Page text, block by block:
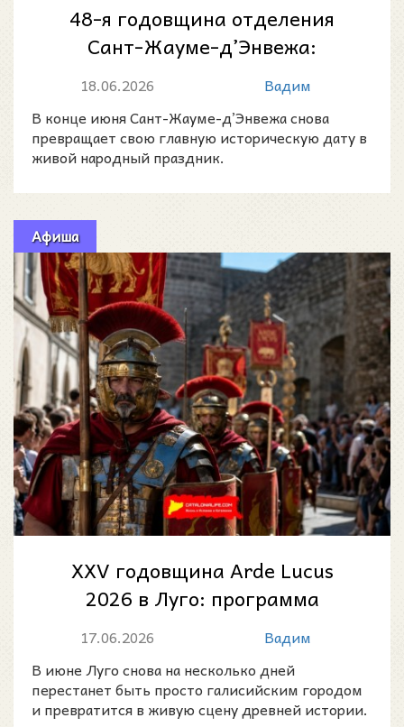
48-я годовщина отделения
Сант-Жауме-д’Энвежа:
праздник памяти, лета и
местной гордости в д...
18.06.2026
Вадим
В конце июня Сант-Жауме-д’Энвежа снова
превращает свою главную историческую дату в
живой народный праздник.
Афиша
XXV годовщина Arde Lucus
2026 в Луго: программа
праздника исторической
реконструкции Annvs...
17.06.2026
Вадим
В июне Луго снова на несколько дней
перестанет быть просто галисийским городом
и превратится в живую сцену древней истории.